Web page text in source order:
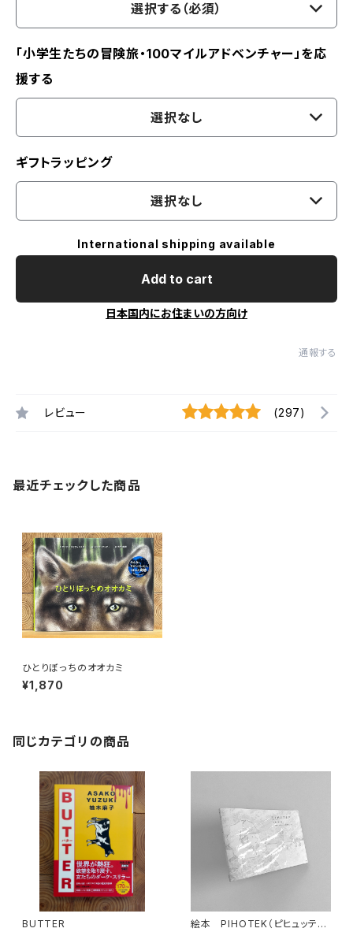
選択する（必須）
「小学生たちの冒険旅・100マイルアドベンチャー」を応
援する
選択なし
ギフトラッピング
選択なし
International shipping available
Add to cart
日本国内にお住まいの方向け
通報する
レビュー (297)
最近チェックした商品
ひとりぼっちのオオカミ
¥1,870
同じカテゴリの商品
BUTTER
絵本 PIHOTEK（ピヒュッティ）